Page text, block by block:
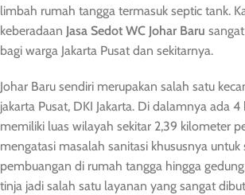
limbah rumah tangga termasuk septic tank.
keberadaan Jasa Sedot WC Johar Baru
bagi warga Jakarta Pusat dan sekitarnya.
Johar Baru sendiri merupakan salah satu
jakarta Pusat, DKI Jakarta. Di dalamnya ada
memiliki luas wilayah sekitar 2,39 kilometer
mengatasi masalah sanitasi khususnya untuk
pembuangan di rumah tangga hingga
tinja jadi salah satu layanan yang sangat